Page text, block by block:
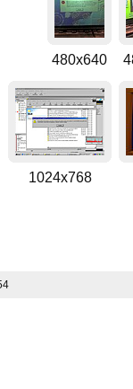
480x640
1024x768